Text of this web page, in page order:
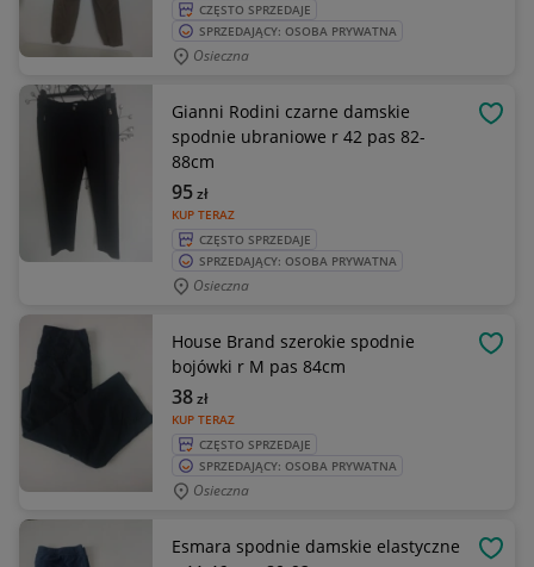
CZĘSTO SPRZEDAJE
SPRZEDAJĄCY: OSOBA PRYWATNA
Osieczna
Gianni Rodini czarne damskie
spodnie ubraniowe r 42 pas 82-
88cm
KUP TERAZ
95zł
CZĘSTO SPRZEDAJE
SPRZEDAJĄCY: OSOBA PRYWATNA
Osieczna
House Brand szerokie spodnie
bojówki r M pas 84cm
KUP TERAZ
38zł
CZĘSTO SPRZEDAJE
SPRZEDAJĄCY: OSOBA PRYWATNA
Osieczna
Esmara spodnie damskie elastyczne